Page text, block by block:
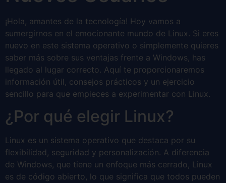
¡Hola, amantes de la tecnología! Hoy vamos a
sumergirnos en el emocionante mundo de Linux. Si eres
nuevo en este sistema operativo o simplemente quieres
saber más sobre sus ventajas frente a Windows, has
llegado al lugar correcto. Aquí te proporcionaremos
información útil, consejos prácticos y un ejercicio
sencillo para que empieces a experimentar con Linux.
¿Por qué elegir Linux?
Linux es un sistema operativo que destaca por su
flexibilidad, seguridad y personalización. A diferencia
de Windows, que tiene un enfoque más cerrado, Linux
es de código abierto, lo que significa que todos pueden